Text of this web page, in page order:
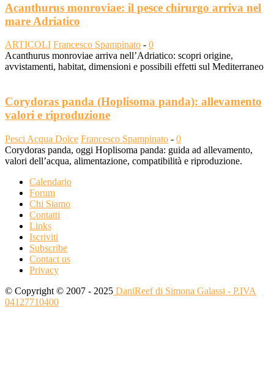
Acanthurus monroviae: il pesce chirurgo arriva nel
mare Adriatico
ARTICOLI Francesco Spampinato - 0
Acanthurus monroviae arriva nell’Adriatico: scopri origine,
avvistamenti, habitat, dimensioni e possibili effetti sul Mediterraneo
Corydoras panda (Hoplisoma panda): allevamento
valori e riproduzione
Pesci Acqua Dolce Francesco Spampinato - 0
Corydoras panda, oggi Hoplisoma panda: guida ad allevamento,
valori dell’acqua, alimentazione, compatibilità e riproduzione.
Calendario
Forum
Chi Siamo
Contatti
Links
Iscriviti
Subscribe
Contact us
Privacy
© Copyright © 2007 - 2025 DaniReef di Simona Galassi - P.IVA
04127710400